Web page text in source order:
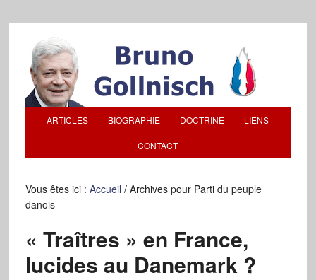
ARTICLES BIOGRAPHIE DOCTRINE LIENS
CONTACT
Vous êtes ici : Accueil /Archives pour Parti du peuple
danois
« Traîtres » en France,
lucides au Danemark ?